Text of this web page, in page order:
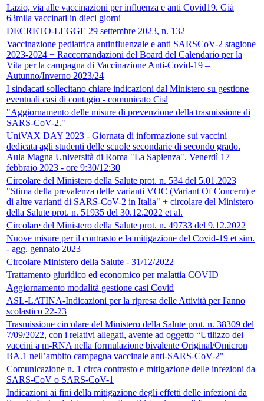
Lazio, via alle vaccinazioni per influenza e anti Covid19. Già
63mila vaccinati in dieci giorni
DECRETO-LEGGE 29 settembre 2023, n. 132
Vaccinazione pediatrica antinfluenzale e anti SARSCoV-2 stagione
2023-2024 + Raccomandazioni del Board del Calendario per la
Vita per la campagna di Vaccinazione Anti-Covid-19 –
Autunno/Inverno 2023/24
I sindacati sollecitano chiare indicazioni dal Ministero su gestione
eventuali casi di contagio - comunicato Cisl
"Aggiornamento delle misure di prevenzione della trasmissione di
SARS-CoV-2."
UniVAX DAY 2023 - Giornata di informazione sui vaccini
dedicata agli studenti delle scuole secondarie di secondo grado.
Aula Magna Università di Roma "La Sapienza". Venerdì 17
febbraio 2023 - ore 9:30/12:30
Circolare del Ministero della Salute prot. n. 534 del 5.01.2023
"Stima della prevalenza delle varianti VOC (Variant Of Concern) e
di altre varianti di SARS-CoV-2 in Italia" + circolare del Ministero
della Salute prot. n. 51935 del 30.12.2022 et al.
Circolare del Ministero della Salute prot. n. 49733 del 9.12.2022
Nuove misure per il contrasto e la mitigazione del Covid-19 et sim.
- agg. gennaio 2023
Circolare Ministero della Salute - 31/12/2022
Trattamento giuridico ed economico per malattia COVID
Aggiornamento modalità gestione casi Covid
ASL-LATINA-Indicazioni per la ripresa delle Attività per l'anno
scolastico 22-23
Trasmissione circolare del Ministero della Salute prot. n. 38309 del
7/09/2022, con i relativi allegati, avente ad oggetto “Utilizzo dei
vaccini a m-RNA nella formulazione bivalente Original/Omicron
BA.1 nell’ambito campagna vaccinale anti-SARS-CoV-2"
Comunicazione n. 1 circa contrasto e mitigazione delle infezioni da
SARS-CoV o SARS-CoV-1
Indicazioni ai fini della mitigazione degli effetti delle infezioni da